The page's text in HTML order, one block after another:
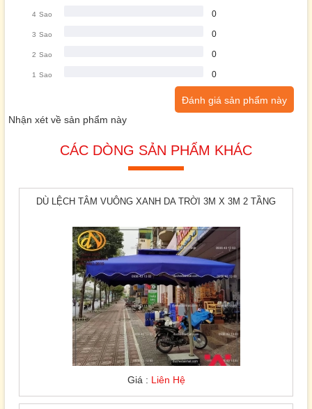
4 Sao 0
3 Sao 0
2 Sao 0
1 Sao 0
Đánh giá sản phẩm này
Nhận xét về sản phẩm này
CÁC DÒNG SẢN PHẨM KHÁC
DÙ LỆCH TÂM VUÔNG XANH DA TRỜI 3M X 3M 2 TẦNG
Giá : Liên Hệ